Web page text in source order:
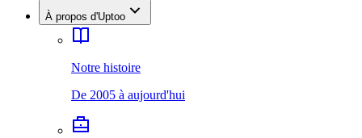
À propos d'Uptoo
Notre histoire
De 2005 à aujourd'hui